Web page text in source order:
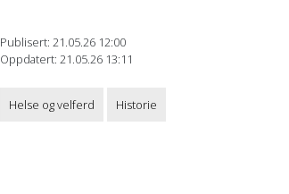
Publisert: 21.05.26 12:00
Oppdatert: 21.05.26 13:11
Helse og velferd Historie